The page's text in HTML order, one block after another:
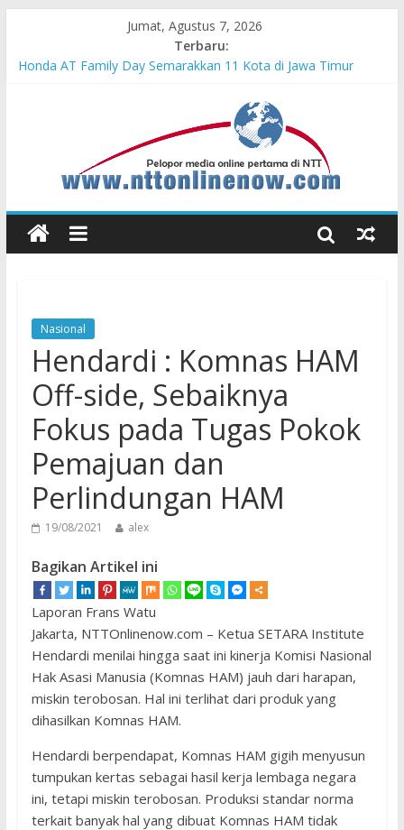
Jumat, Agustus 7, 2026
Terbaru:
Cahaya Kemerdekaan di Nonotbatan: Listrik Masuk Desa, PLN
Edukasi Keselamatan
Teras Bank Indonesia Hadir di Belu, Bupati Willy : Terima Kasih
BI Atas Kepeduliannya Tingkatkan Budaya Literasi
Astra Honda Siap Lanjutkan Performa Positif di ARRC
Mandalika 2026
Pengadaan Kapal PPA Perkuat Kemampuan Pertahanan Udara
TNI AL Hadapi Ancaman Maritim Modern
Nasional
Hendardi : Komnas HAM
Off-side, Sebaiknya
Fokus pada Tugas Pokok
Pemajuan dan
Perlindungan HAM
19/08/2021 alex
Bagikan Artikel ini
Laporan Frans Watu
Jakarta, NTTOnlinenow.com – Ketua SETARA Institute
Hendardi menilai hingga saat ini kinerja Komisi Nasional
Hak Asasi Manusia (Komnas HAM) jauh dari harapan,
miskin terobosan. Hal ini terlihat dari produk yang
dihasilkan Komnas HAM.
Hendardi berpendapat, Komnas HAM gigih menyusun
tumpukan kertas sebagai hasil kerja lembaga negara
ini, tetapi miskin terobosan. Produksi standar norma
terkait banyak hal yang dibuat Komnas HAM tidak